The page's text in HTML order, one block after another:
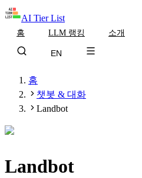
AI Tier List
홈 LLM 랭킹 소개
EN
홈
챗봇 & 대화
Landbot
Landbot